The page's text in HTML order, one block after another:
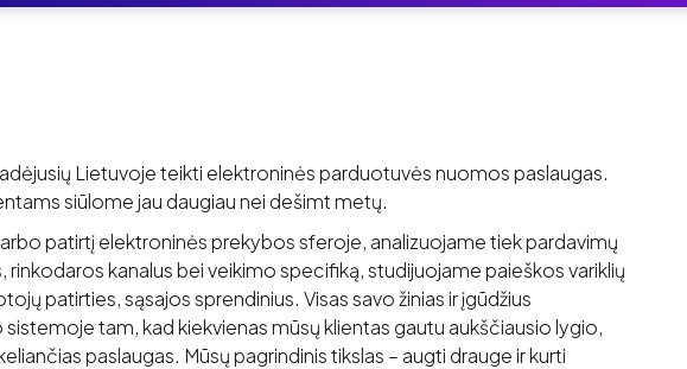
Lietuvoje teikti elektroninės parduotuvės nuomos paslaugas.
siūlome jau daugiau nei dešimt metų.
patirtį elektroninės prekybos sferoje, analizuojame tiek pardavimų
rinkodaros kanalus bei veikimo specifiką, studijuojame paieškos variklių
patirties, sąsajos sprendinius. Visas savo žinias ir įgūdžius
tam, kad kiekvienas mūsų klientas gautu aukščiausio lygio,
paslaugas. Mūsų pagrindinis tikslas – augti drauge ir kurti